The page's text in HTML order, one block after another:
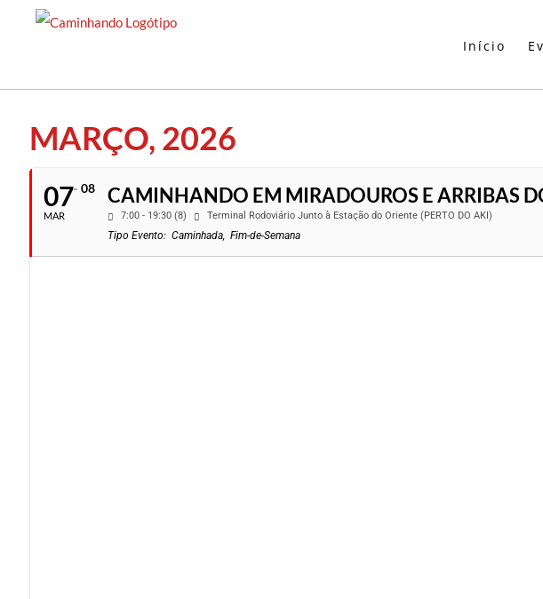
conteúdo
Início
MARÇO, 2026
07
MAR
08 CAMINHANDO EM MIRADOUROS E ARRIBAS
7:00 - 19:30 (8) Terminal Rodoviário Junto à Estação do Oriente (PERTO DO AKI)
Tipo Evento: Caminhada, Fim-de-Semana